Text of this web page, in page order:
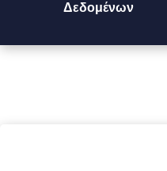
Δεδομένων